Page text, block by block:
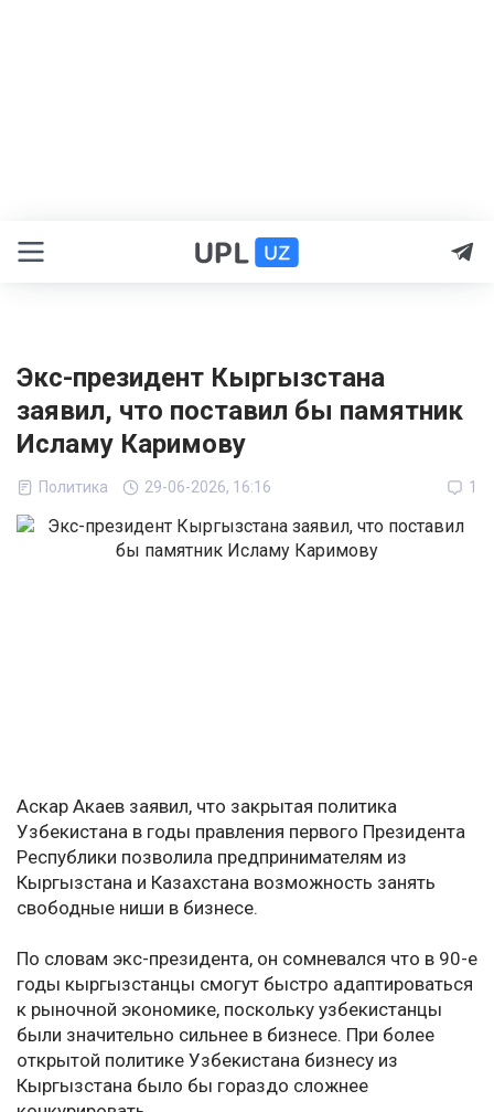
Экс-президент Кыргызстана
заявил, что поставил бы памятник
Исламу Каримову
Политика 29-06-2026, 16:16 1
Аскар Акаев заявил, что закрытая политика
Узбекистана в годы правления первого Президента
Республики позволила предпринимателям из
Кыргызстана и Казахстана возможность занять
свободные ниши в бизнесе.
По словам экс-президента, он сомневался что в 90-е
годы кыргызстанцы смогут быстро адаптироваться
к рыночной экономике, поскольку узбекистанцы
были значительно сильнее в бизнесе. При более
открытой политике Узбекистана бизнесу из
Кыргызстана было бы гораздо сложнее